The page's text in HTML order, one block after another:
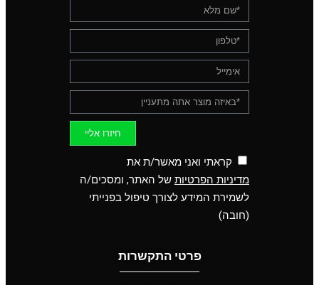
פרטי התקשרות
חיזרו אליי
קראתי ואני מאשר/ת את
מדיניות הפרטיותשל האתר, ומסכים/ה
לשמירת המידע לצורך טיפול בפנייתי
(חובה)